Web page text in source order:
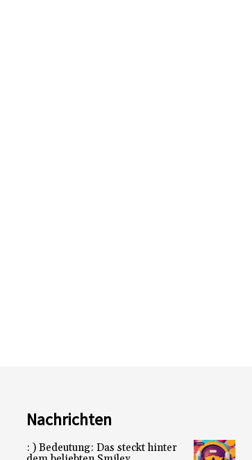
Nachrichten
: ) Bedeutung: Das steckt hinter